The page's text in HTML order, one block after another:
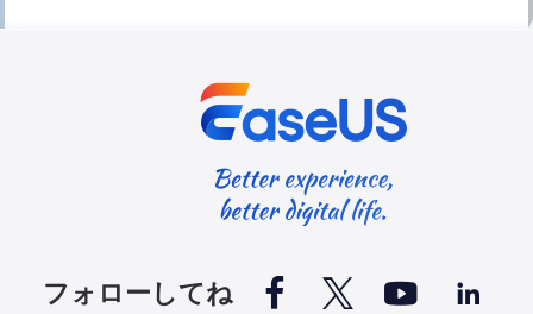
フォローしてね    